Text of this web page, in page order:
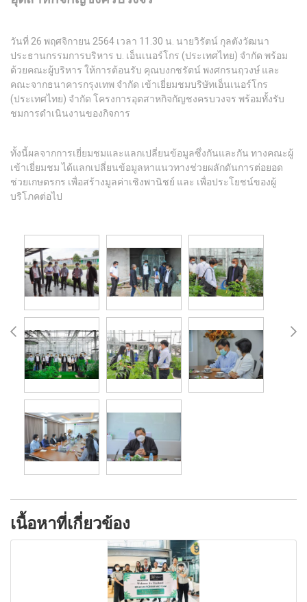
วันที่​ 26​ พฤศจิกายน​ 2564​ เวลา​ 11.30 น.​ นายวิรัตน์ กุลตังวัฒนา
ประธานกรรมการบริหาร บ. เอ็นเนอร์โกร (ประเทศไทย) จำกัด​ พร้อม
ด้วยคณะผู้บริหาร​ ให้การต้อนรับ​ คุณบงกชรัตน์​ พงศกรนฤวงษ์​ และ
คณะจากธนาคารกรุงเทพ​ จำกัด​ เข้าเยี่ยมชมบริษัทเอ็นเนอร์โกร
(ประเทศไทย) จำกัด โครงการอุตสาหกิจกัญชงครบวงจร​ พร้อมทั้งรับ
ชมการดำเนินงานของกิจการ​
ทั้งนี้ผลจากการเยี่ยมชมและแลกเปลี่ยนข้อมูลซึ่งกันและกัน ทางคณะผู้
เข้าเยี่ยมชม ได้แลกเปลี่ยนข้อมูลหาแนวทางช่วยผลักดันการต่อยอด
ช่วยเกษตรกร เพื่อสร้างมูลค่าเชิงพานิชย์ และ เพื่อประโยชน์ของผู้
บริโภคต่อไป
เนื้อหาที่เกี่ยวข้อง